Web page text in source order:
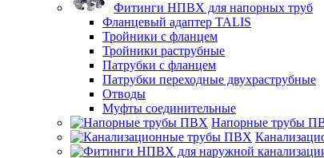
Фитинги НПВХ для напорных труб
Фланцевый адаптер TALIS
Тройники с фланцем
Тройники раструбные
Патрубки с фланцем
Патрубки переходные двухраструбные
Отводы
Муфты соединительные
Напорные трубы